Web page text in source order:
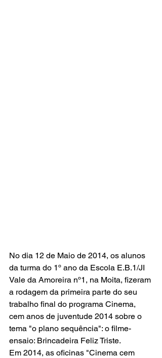
No dia 12 de Maio de 2014, os alunos
da turma do 1º ano da Escola E.B.1/JI
Vale da Amoreira nº1, na Moita, fizeram
a rodagem da primeira parte do seu
trabalho final do programa Cinema,
cem anos de juventude 2014 sobre o
tema "o plano sequência": o filme-
ensaio: Brincadeira Feliz Triste.
Em 2014, as oficinas "Cinema cem